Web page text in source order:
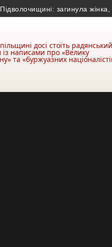
загинула жінка, двоє
досі стоїть радянський
із написами про «Велику
та «буржуазних